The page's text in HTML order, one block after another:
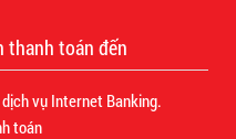
thanh toán đến
vụ Internet Banking.
toán